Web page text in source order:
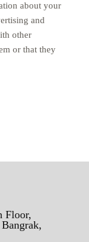
about your
and
other
or that they
Floor,